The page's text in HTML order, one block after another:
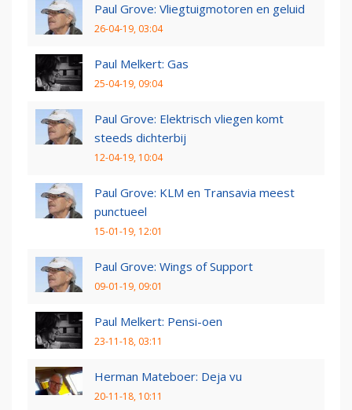
Paul Grove: Vliegtuigmotoren en geluid
26-04-19, 03:04
Paul Melkert: Gas
25-04-19, 09:04
Paul Grove: Elektrisch vliegen komt
steeds dichterbij
12-04-19, 10:04
Paul Grove: KLM en Transavia meest
punctueel
15-01-19, 12:01
Paul Grove: Wings of Support
09-01-19, 09:01
Paul Melkert: Pensi-oen
23-11-18, 03:11
Herman Mateboer: Deja vu
20-11-18, 10:11